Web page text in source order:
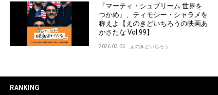
『マーティ・シュプリーム 世界を
つかめ』、ティモシー・シャラメを
称えよ【えのきどいちろうの映画あ
かさたな Vol.99】
2026.03.06 えのきどいちろう
RANKING